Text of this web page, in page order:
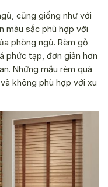
cũng giống như với
màu sắc phù hợp với
phòng ngủ. Rèm gỗ
phức tạp, đơn giản hơn
Những mẫu rèm quá
không phù hợp với xu